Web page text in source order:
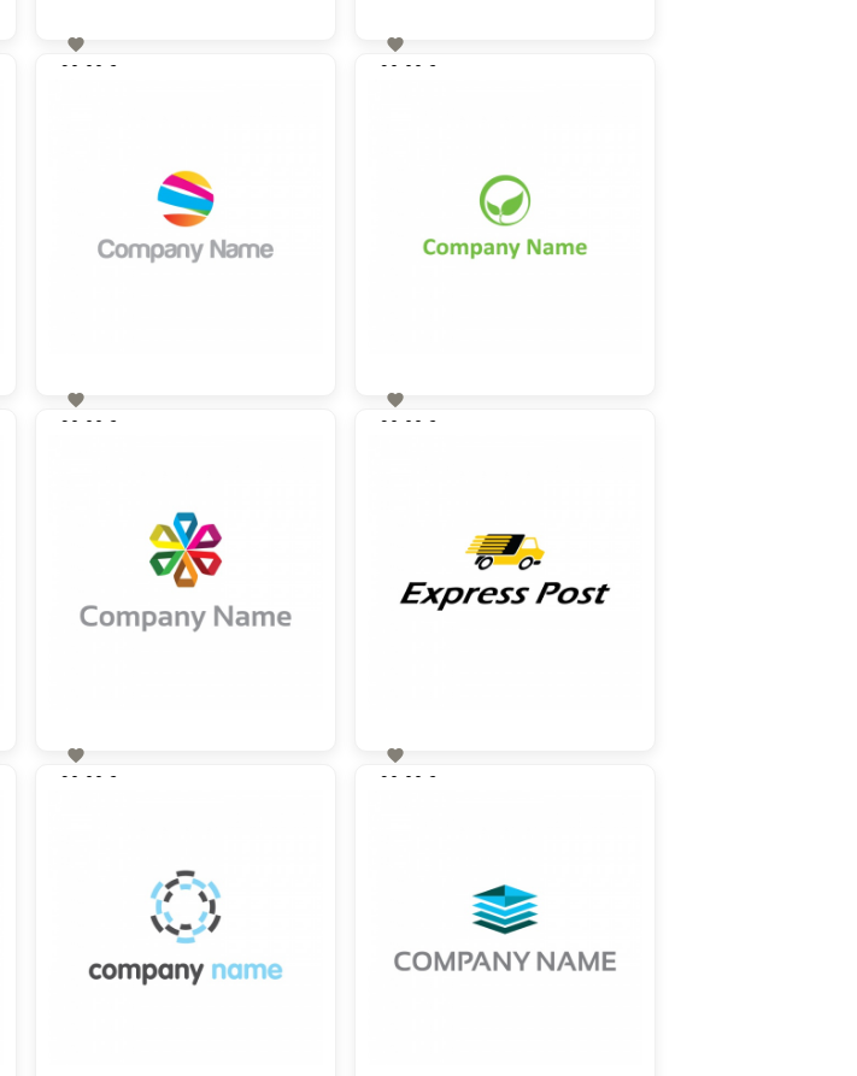

90,00 €

90,00 €

90,00 €

90,00 €

90,00 €

90,00 €